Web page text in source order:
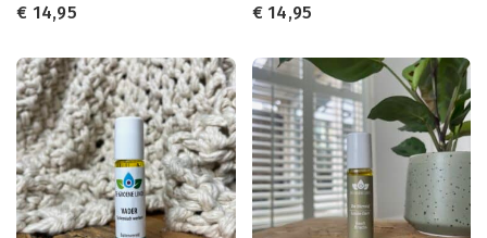
€ 14,95 €14,95